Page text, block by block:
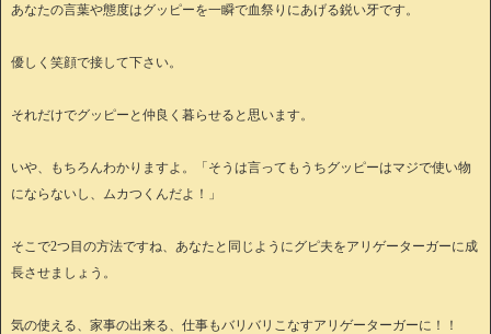
あなたの言葉や態度はグッピーを一瞬で血祭りにあげる鋭い牙です。
優しく笑顔で接して下さい。
それだけでグッピーと仲良く暮らせると思います。
いや、もちろんわかりますよ。「そうは言ってもうちグッピーはマジで使い物
にならないし、ムカつくんだよ！」
そこで2つ目の方法ですね、あなたと同じようにグピ夫をアリゲーターガーに成
長させましょう。
気の使える、家事の出来る、仕事もバリバリこなすアリゲーターガーに！！